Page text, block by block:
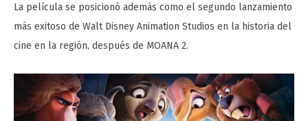
La película se posicionó además como el segundo lanzamiento
más exitoso de Walt Disney Animation Studios en la historia del
cine en la región, después de MOANA 2.